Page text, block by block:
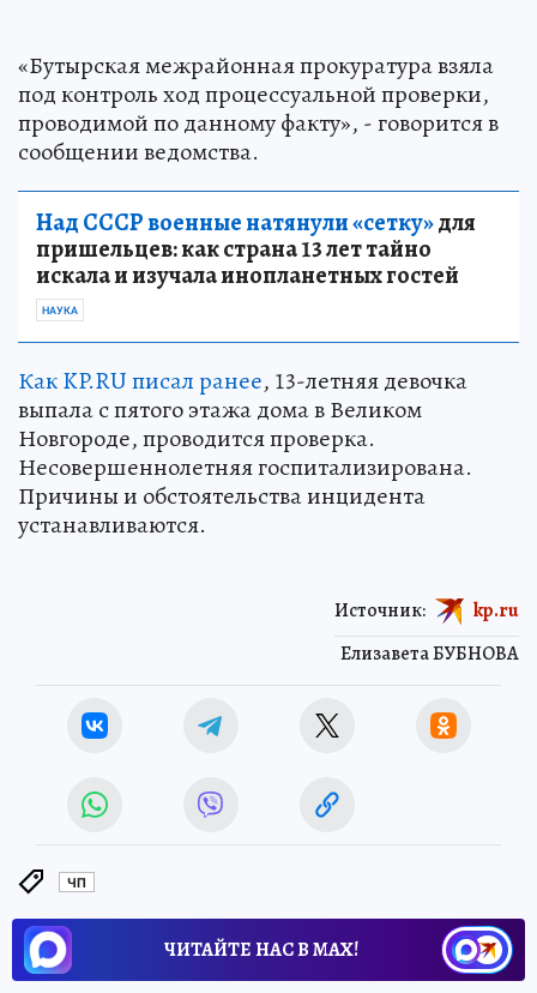
«Бутырская межрайонная прокуратура взяла
под контроль ход процессуальной проверки,
проводимой по данному факту», - говорится в
сообщении ведомства.
Над СССР военные натянули «сетку»для
пришельцев: как страна 13 лет тайно
искала и изучала инопланетных гостей
НАУКА
Как KP.RU писал ранее, 13-летняя девочка
выпала с пятого этажа дома в Великом
Новгороде, проводится проверка.
Несовершеннолетняя госпитализирована.
Причины и обстоятельства инцидента
устанавливаются.
Елизавета БУБНОВА
Источник: kp.ru
ЧП
ЧИТАЙТЕ НАС В МАХ!